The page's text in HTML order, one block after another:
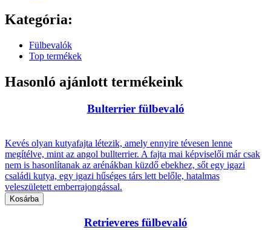
Kategória:
Fülbevalók
Top termékek
Hasonló ajánlott termékeink
Bulterrier fülbevaló
Kevés olyan kutyafajta létezik, amely ennyire tévesen lenne
megítélve, mint az angol bullterrier. A fajta mai képviselői már csak
nem is hasonlítanak az arénákban küzdő ebekhez, sőt egy igazi
családi kutya, egy igazi hűséges társ lett belőle, hatalmas
veleszületett emberrajongással.
Retrieveres fülbevaló